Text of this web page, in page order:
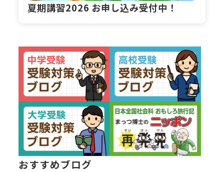
夏期講習2026 お申し込み受付中！
おすすめブログ